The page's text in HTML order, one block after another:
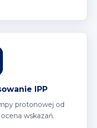
IPP
protonowej od
wskazań.